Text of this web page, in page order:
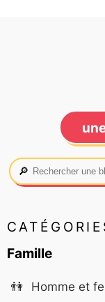
🔎
Famille
👫 Homme et